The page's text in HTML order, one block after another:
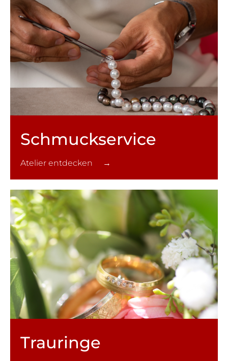
Schmuck­service
Atelier entdecken →
Trauringe